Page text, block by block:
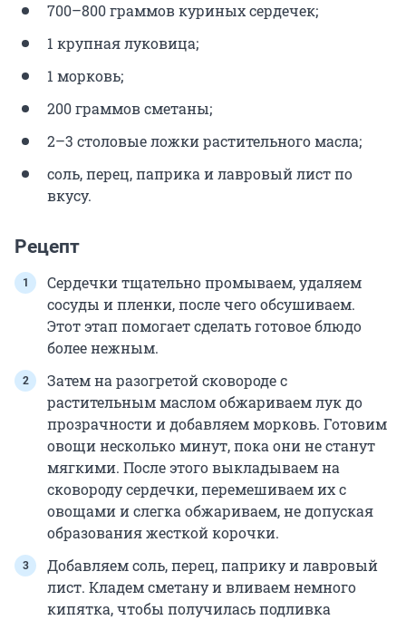
700–800 граммов куриных сердечек;
1 крупная луковица;
1 морковь;
200 граммов сметаны;
2–3 столовые ложки растительного масла;
соль, перец, паприка и лавровый лист по
вкусу.
Рецепт
Сердечки тщательно промываем, удаляем
сосуды и пленки, после чего обсушиваем.
Этот этап помогает сделать готовое блюдо
более нежным.
Затем на разогретой сковороде с
растительным маслом обжариваем лук до
прозрачности и добавляем морковь. Готовим
овощи несколько минут, пока они не станут
мягкими. После этого выкладываем на
сковороду сердечки, перемешиваем их с
овощами и слегка обжариваем, не допуская
образования жесткой корочки.
Добавляем соль, перец, паприку и лавровый
лист. Кладем сметану и вливаем немного
кипятка, чтобы получилась подливка